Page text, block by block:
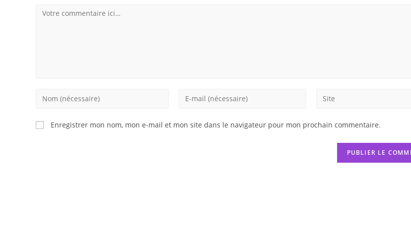
Comment
Enter
name
or
Enter
Saisir
(facultatif)
Enregistrer mon nom, mon e-mail et mon site dans le navigateur pour mon prochain commentaire.